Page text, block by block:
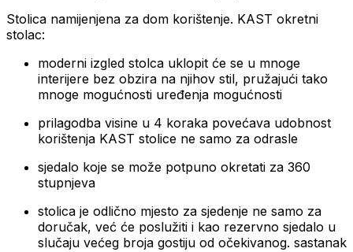
Stolica namijenjena za dom korištenje. KAST okretni
stolac:
moderni izgled stolca uklopit će se u mnoge
interijere bez obzira na njihov stil, pružajući tako
mnoge mogućnosti uređenja mogućnosti
prilagodba visine u 4 koraka povećava udobnost
korištenja KAST stolice ne samo za odrasle
sjedalo koje se može potpuno okretati za 360
stupnjeva
stolica je odlično mjesto za sjedenje ne samo za
doručak, već će poslužiti i kao rezervno sjedalo u
slučaju većeg broja gostiju od očekivanog. sastanak